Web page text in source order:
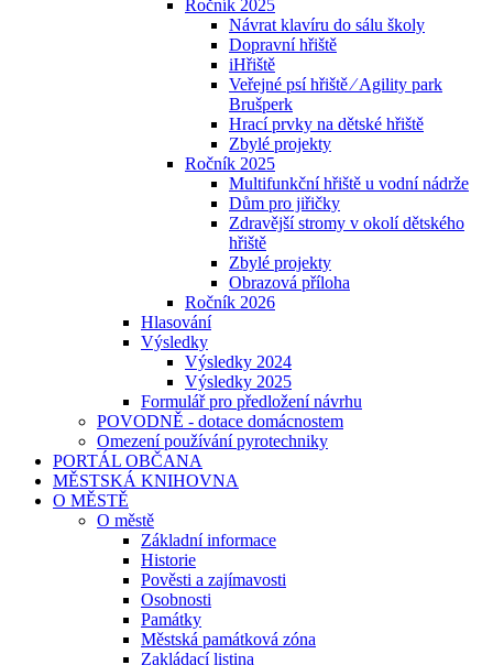
Ročník 2025
Návrat klavíru do sálu školy
Dopravní hřiště
iHřiště
Veřejné psí hřiště ⁄ Agility park
Brušperk
Hrací prvky na dětské hřiště
Zbylé projekty
Ročník 2025
Multifunkční hřiště u vodní nádrže
Dům pro jiřičky
Zdravější stromy v okolí dětského
hřiště
Zbylé projekty
Obrazová příloha
Ročník 2026
Hlasování
Výsledky
Výsledky 2024
Výsledky 2025
Formulář pro předložení návrhu
POVODNĚ - dotace domácnostem
Omezení používání pyrotechniky
PORTÁL OBČANA
MĚSTSKÁ KNIHOVNA
O MĚSTĚ
O městě
Základní informace
Historie
Pověsti a zajímavosti
Osobnosti
Památky
Městská památková zóna
Zakládací listina